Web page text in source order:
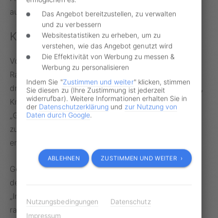
aus.
Kritik aus dem Hause FDP
Vor allem aus den Reihen der FDP wird das
Rauchverbot scharf kritisiert. Die sucht- und
drogenpolitische Sprecherin der Bundestagsfraktion,
Kristine Lütke, wirft Lauterbach sogar
„Gesundheitswahn“ vor. Die FDP-Politikerin weist
zudem darauf hin, dass der Gesundheitsminister
erwachsene Bürger bevormunden würde.
Gegenüber dem RND vertritt die Sprecherin eine
deutliche Meinung zum Vorschlag von Lauterbach:
„Im Auto mit Minderjährigen und Schwangeren zu
rauchen, schließt schon der gesunde
Das Angebot bereitzustellen, zu verwalten
und zu verbessern
Websitestatistiken zu erheben, um zu
verstehen, wie das Angebot genutzt wird
Die Effektivität von Werbung zu messen &
Werbung zu personalisieren
Indem Sie "Zustimmen und weiter" klicken, stimmen
Sie diesen zu (Ihre Zustimmung ist jederzeit
widerrufbar). Weitere Informationen erhalten Sie in
der Datenschutzerklärung und zur Nutzung von
Daten durch Google.
ABLEHNEN ZUSTIMMEN UND WEITER ›
Nutzungsbedingungen
Datenschutz
Impressum